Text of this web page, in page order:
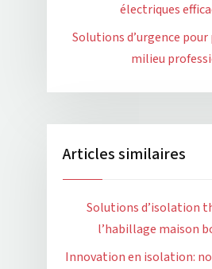
électriques
Solutions d’urgence
milieu
Articles similaires
Solutions d’isolation
l’habillage maison
Innovation en isolation: